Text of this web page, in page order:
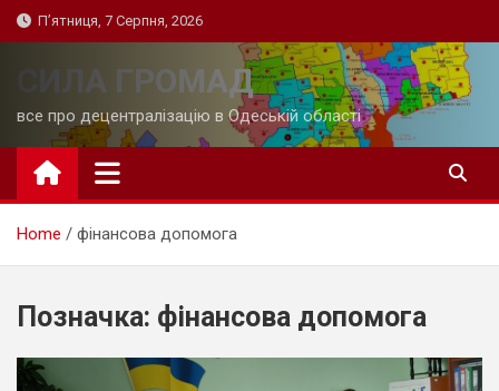
Skip
to
П’ятниця, 7 Серпня, 2026
СИЛА ГРОМАД
все про децентралізацію в Одеській області
Home фінансова допомога
Позначка: фінансова допомога